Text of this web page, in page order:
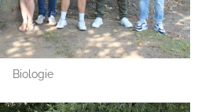
Biologie